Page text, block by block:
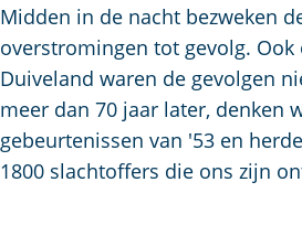
Midden in de nacht bezweken
overstromingen tot gevolg. Ook
Duiveland waren de gevolgen
meer dan 70 jaar later, denken
gebeurtenissen van '53 en
1800 slachtoffers die ons zijn